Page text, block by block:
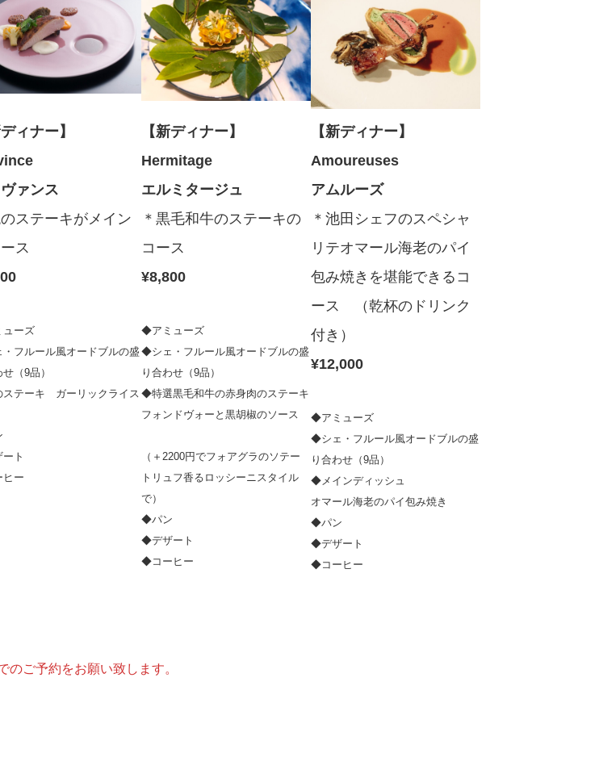
ディナー】
ヴァンス
のステーキがメイン
ス
ーズ
フルール風オードブルの盛
（9品）
テーキ ガーリックライス
ト
ー
【新ディナー】
Hermitage
エルミタージュ
＊黒毛和牛のステーキの
コース
¥8,800
◆アミューズ
◆シェ・フルール風オードブルの盛
り合わせ（9品）
◆特選黒毛和牛の赤身肉のステーキ
フォンドヴォーと黒胡椒のソース
（＋2200円でフォアグラのソテー
トリュフ香るロッシーニスタイル
で）
◆パン
◆デザート
◆コーヒー
【新ディナー】
Amoureuses
アムルーズ
＊池田シェフのスペシャ
リテオマール海老のパイ
包み焼きを堪能できるコ
ース （乾杯のドリンク
付き）
¥12,000
◆アミューズ
◆シェ・フルール風オードブルの盛
り合わせ（9品）
◆メインディッシュ
オマール海老のパイ包み焼き
◆パン
◆デザート
◆コーヒー
ご予約をお願い致します。